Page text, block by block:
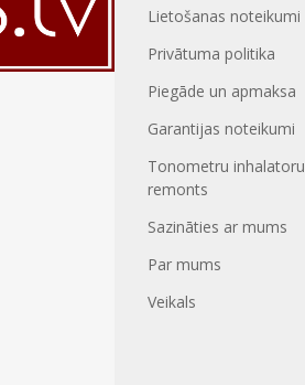
Lietošanas noteikumi
Privātuma politika
Piegāde un apmaksa
Garantijas noteikumi
Tonometru inhalatoru
remonts
Sazināties ar mums
Par mums
Veikals